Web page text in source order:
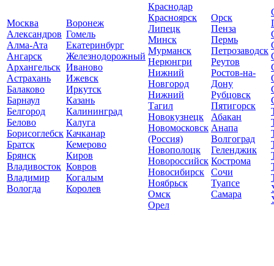
Москва
Александров
Алма-Ата
Ангарск
Архангельск
Астрахань
Балаково
Барнаул
Белгород
Белово
Борисоглебск
Братск
Брянск
Владивосток
Владимир
Вологда
Воронеж
Гомель
Екатеринбург
Железнодорожный
Иваново
Ижевск
Иркутск
Казань
Калининград
Калуга
Качканар
Кемерово
Киров
Ковров
Когалым
Королев
Краснодар
Красноярск
Липецк
Минск
Мурманск
Нерюнгри
Нижний
Новгород
Нижний
Тагил
Новокузнецк
Новомосковск
(Россия)
Новополоцк
Новороссийск
Новосибирск
Ноябрьск
Омск
Орел
Орск
Пенза
Пермь
Петрозаводск
Реутов
Ростов-на-
Дону
Рубцовск
Пятигорск
Абакан
Анапа
Волгоград
Геленджик
Кострома
Сочи
Туапсе
Самара